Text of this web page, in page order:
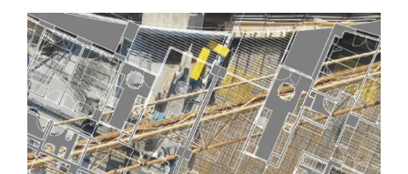
15 NOVIEMBRE, 2018
ARQUITECTURA CONSTRUCCION EDIFICIO SOLEO
PRADO DE LA
VEGA VISTAS AÉREAS
Forjado planta 1ª y subiendo.
Edificio Soleo.